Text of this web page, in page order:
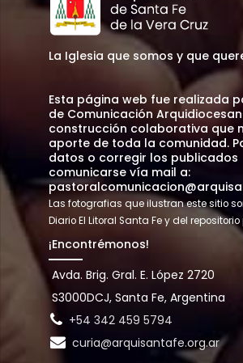
La Iglesia que somos y que
Esta página web fue realizada
de Comunicación
construcción colaborativa que
aporte de toda la comunidad.
datos o corregir los publicados
comunicarse vía mail a:
Las fotografias que ilustran este sitio
Diario El Litoral Santa Fe y del repositorio
¡Encontrémonos!
Avda. Brig. Gral. E. López 2720
S3000DCJ, Santa Fe, Argentina
+54 342 459 5794
curia@arquisantafe.org.ar